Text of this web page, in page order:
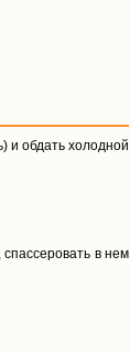
и обдать холодной
спассеровать в нем